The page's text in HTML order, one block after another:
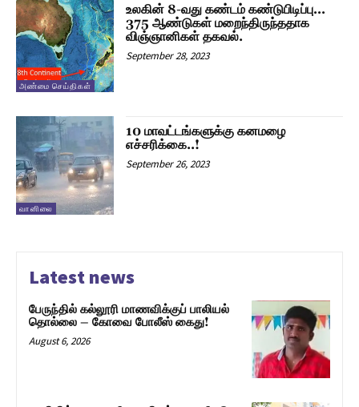
அண்மை செய்திகள்
உலகின் 8-வது கண்டம் கண்டுபிடிப்பு…
375 ஆண்டுகள் மறைந்திருந்ததாக
விஞ்ஞானிகள் தகவல்.
September 28, 2023
வானிலை
10 மாவட்டங்களுக்கு கனமழை
எச்சரிக்கை..!
September 26, 2023
Latest news
பேருந்தில் கல்லூரி மாணவிக்குப் பாலியல்
தொல்லை – கோவை போலீஸ் கைது!
August 6, 2026